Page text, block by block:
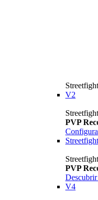
V2
PVP
PVP
Descubrir
V4